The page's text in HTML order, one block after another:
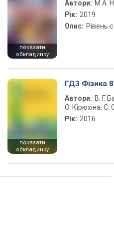
показати
обкладинку
Автори: М.А.
Рік: 2019
Опис: Рівень
показати
обкладинку
ГДЗ Фізика
Автори: В. Г.
О. Кірюхіна, С.
Рік: 2016